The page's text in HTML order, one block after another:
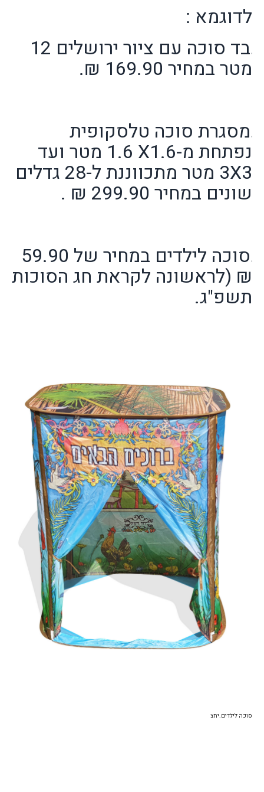
לדוגמא :
בד סוכה עם ציור ירושלים 12
מטר במחיר 169.90 ₪.
מסגרת סוכה טלסקופית
נפתחת מ-1.6 X 1.6 מטר ועד
3
X 3 מטר מתכווננת ל-28 גדלים
שונים במחיר 299.90 ₪ .
סוכה לילדים במחיר של 59.90
₪ (לראשונה לקראת חג הסוכות
תשפ"ג.
סוכה לילדים.יחצ